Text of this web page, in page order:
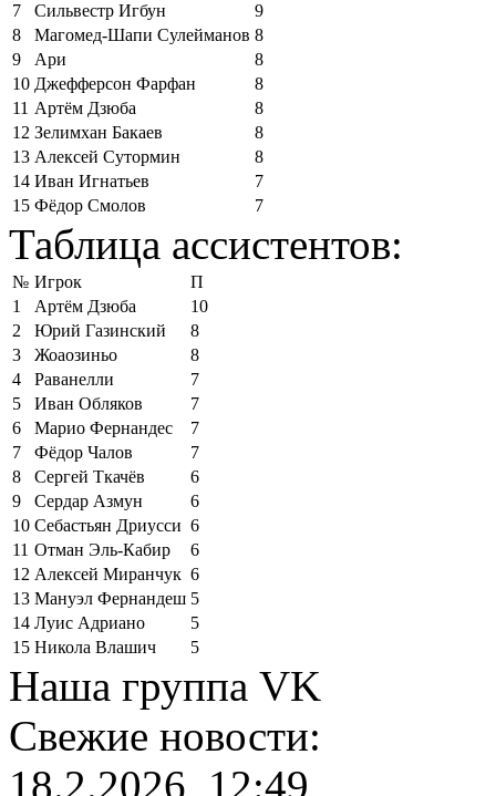
7
Сильвестр Игбун
9
8
Магомед-Шапи Сулейманов 8
9
Ари
8
10 Джефферсон Фарфан
8
11 Артём Дзюба
8
12 Зелимхан Бакаев
8
13 Алексей Сутормин
8
14 Иван Игнатьев
7
15 Фёдор Смолов 7
Таблица ассистентов:
№ Игрок
П
1
Артём Дзюба
10
2
Юрий Газинский
8
3
Жоаозиньо
8
4
Раванелли
7
5
Иван Обляков
7
6
Марио Фернандес
7
7
Фёдор Чалов
7
8
Сергей Ткачёв
6
9
Сердар Азмун
6
10 Себастьян Дриусси 6
11 Отман Эль-Кабир
6
12 Алексей Миранчук 6
13 Мануэл Фернандеш 5
14 Луис Адриано
5
15 Никола Влашич 5
Наша группа VK
Свежие новости:
18.2.2026, 12:49